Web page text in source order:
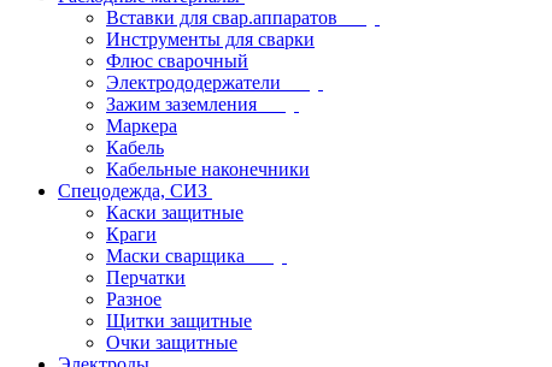
Вставки для свар.аппаратов
Инструменты для сварки
Флюс сварочный
Электрододержатели
Зажим заземления
Маркера
Кабель
Кабельные наконечники
Спецодежда, СИЗ
Каски защитные
Краги
Маски сварщика
Перчатки
Разное
Щитки защитные
Очки защитные